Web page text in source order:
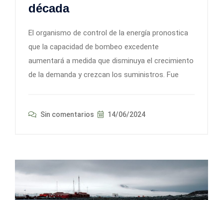
década
El organismo de control de la energía pronostica
que la capacidad de bombeo excedente
aumentará a medida que disminuya el crecimiento
de la demanda y crezcan los suministros. Fue
Sin comentarios 14/06/2024